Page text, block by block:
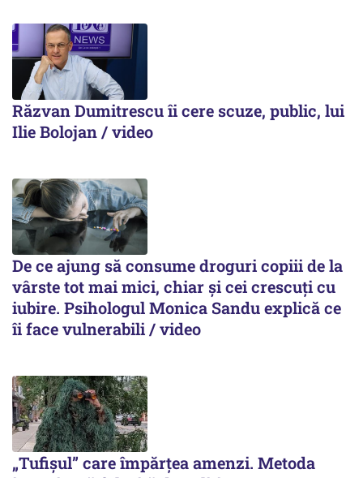
Răzvan Dumitrescu îi cere scuze, public, lui
Ilie Bolojan / video
De ce ajung să consume droguri copiii de la
vârste tot mai mici, chiar și cei crescuți cu
iubire. Psihologul Monica Sandu explică ce
îi face vulnerabili / video
„Tufișul” care împărțea amenzi. Metoda